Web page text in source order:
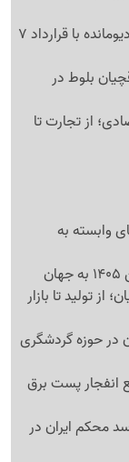
کهکشانی‌ها شکار بزرگ خود را معرفی کردند؛ دیومانده با قرارداد 7
بلوط در
از تجارت تا
وابسته به
تولید تا بازار
در حوزه گردشگری
انفجار پست برق
محکم ایران در